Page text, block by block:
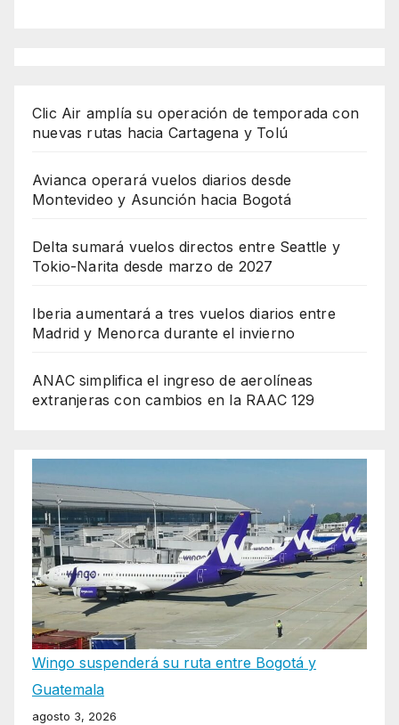
Clic Air amplía su operación de temporada con
nuevas rutas hacia Cartagena y Tolú
Avianca operará vuelos diarios desde
Montevideo y Asunción hacia Bogotá
Delta sumará vuelos directos entre Seattle y
Tokio-Narita desde marzo de 2027
Iberia aumentará a tres vuelos diarios entre
Madrid y Menorca durante el invierno
ANAC simplifica el ingreso de aerolíneas
extranjeras con cambios en la RAAC 129
Wingo suspenderá su ruta entre Bogotá y
Guatemala
agosto 3, 2026